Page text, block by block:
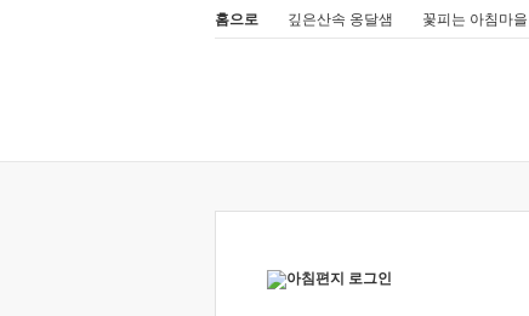
홈으로 깊은산속 옹달샘 꽃피는 아침마을